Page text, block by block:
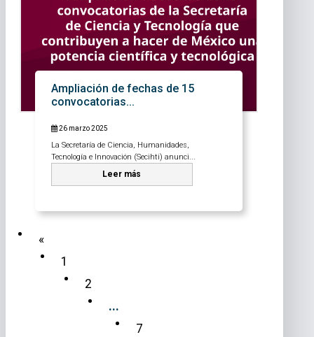
Ampliación de fechas de 15
convocatorias...
26 marzo 2025
La Secretaría de Ciencia, Humanidades,
Tecnología e Innovación (Secihti) anunci...
Leer más
«
1
2
...
7